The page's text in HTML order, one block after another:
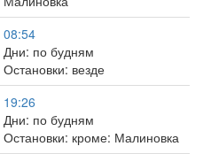
08:54
Дни: по будням
Остановки: везде
19:26
Дни: по будням
Остановки: кроме: Малиновка